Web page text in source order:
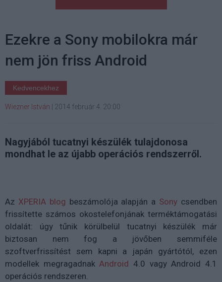
Ezekre a Sony mobilokra már
nem jön friss Android
Kedvencekhez
Wiezner István 2014 február 4. 20:00
Nagyjából tucatnyi készülék tulajdonosa
mondhat le az újabb operációs rendszerről.
Az XPERIA blog beszámolója alapján a Sony csendben
frissítette számos okostelefonjának terméktámogatási
oldalát: úgy tűnik körülbelül tucatnyi készülék már
biztosan nem fog a jövőben semmiféle
szoftverfrissítést sem kapni a japán gyártótól, ezen
modellek megragadnakAndroid 4.0 vagy Android 4.1
operációs rendszeren.